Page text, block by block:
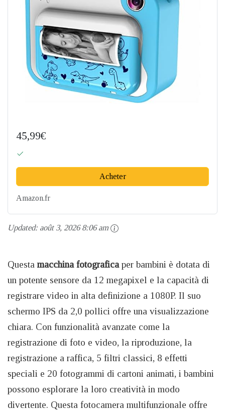
45,99€
Acheter
Amazon.fr
Updated: août 3, 2026 8:06 am
Questa macchina fotografica per bambini è dotata di
un potente sensore da 12 megapixel e la capacità di
registrare video in alta definizione a 1080P. Il suo
schermo IPS da 2,0 pollici offre una visualizzazione
chiara. Con funzionalità avanzate come la
registrazione di foto e video, la riproduzione, la
registrazione a raffica, 5 filtri classici, 8 effetti
speciali e 20 fotogrammi di cartoni animati, i bambini
possono esplorare la loro creatività in modo
divertente. Questa fotocamera multifunzionale offre